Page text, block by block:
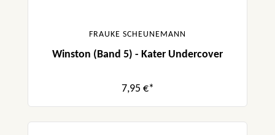
FRAUKE SCHEUNEMANN
Winston (Band 5) - Kater Undercover
7,95 €*